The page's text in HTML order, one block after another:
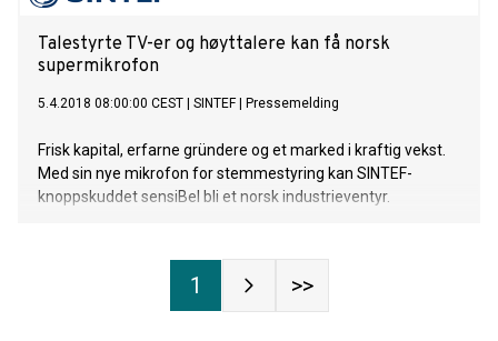
Talestyrte TV-er og høyttalere kan få norsk
supermikrofon
5.4.2018 08:00:00 CEST SINTEF| Pressemelding
Frisk kapital, erfarne gründere og et marked i kraftig vekst.
Med sin nye mikrofon for stemmestyring kan SINTEF-
knoppskuddet sensiBel bli et norsk industrieventyr.
1 >>